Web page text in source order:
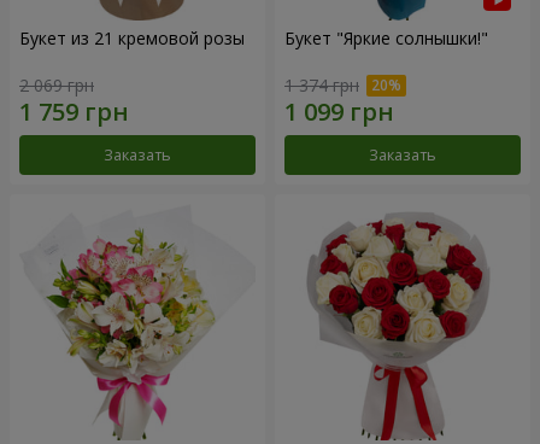
Букет из 21 кремовой розы
2 069 грн
Заказать
Букет "Яркие солнышки!"
1 374 грн
Заказать